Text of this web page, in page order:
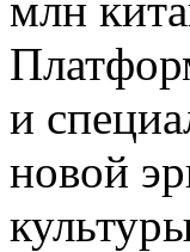
и
новой